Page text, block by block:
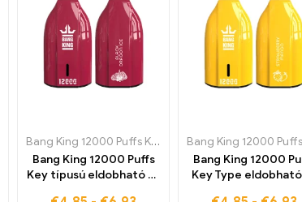
,Eldobható e-cigaretta Finnországban,Eldobható
Bang King 12000 Puffs Key Type ,Eldobható e-
Bang King 12000 Puffs
Key típusú eldobható e-
Bang King 12000
Key Type